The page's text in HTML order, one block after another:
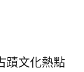
蹟文化熱點